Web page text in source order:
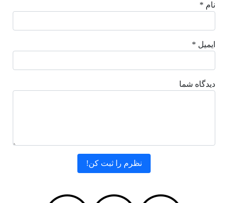
نام *
ایمیل *
دیدگاه شما